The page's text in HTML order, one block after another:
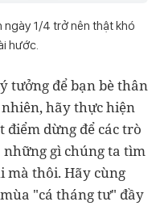
ngày 1/4 trở nên thật khó
hước.
tưởng để bạn bè thân
hãy thực hiện
điểm dừng để các trò
những gì chúng ta tìm
mà thôi. Hãy cùng
"cá tháng tư" đầy